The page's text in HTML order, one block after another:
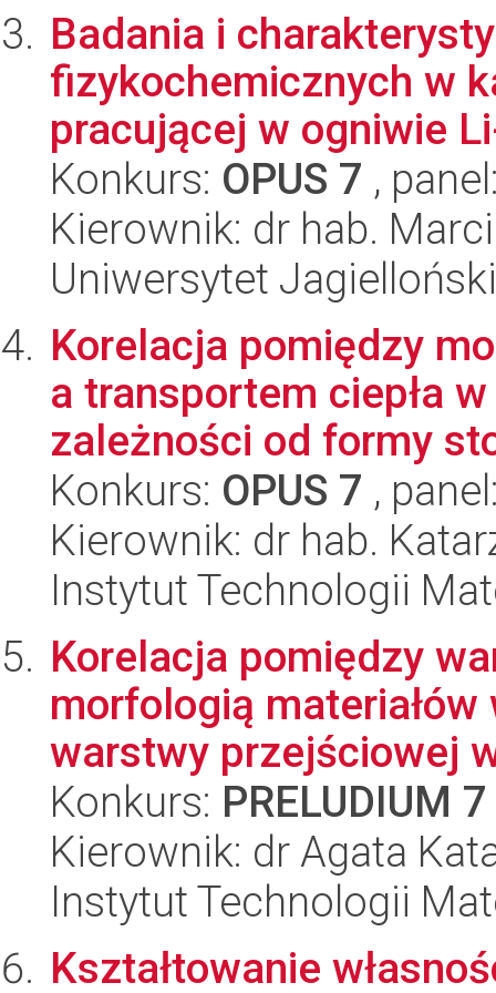
Badania i
fizykochemicznych w
pracującej w ogniwie
Konkurs: OPUS 7 ,
Kierownik: dr hab.
Uniwersytet
Korelacja pomiędzy
a transportem ciepła
zależności od formy
Konkurs: OPUS 7 ,
Kierownik: dr hab.
Instytut Technologii
Korelacja pomiędzy
morfologią
warstwy przejściowej
Konkurs: PRELUDIUM 7
Kierownik: dr Agata
Instytut Technologii
Kształtowanie